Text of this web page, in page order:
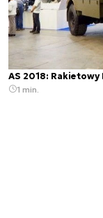
AS 2018:
1 min.